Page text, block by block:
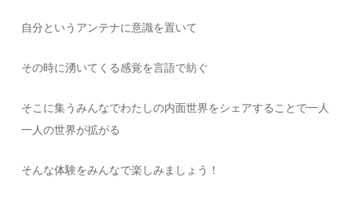
自分というアンテナに意識を置いて
その時に湧いてくる感覚を言語で紡ぐ
そこに集うみんなでわたしの内面世界をシェアすることで一人
一人の世界が拡がる
そんな体験をみんなで楽しみましょう！